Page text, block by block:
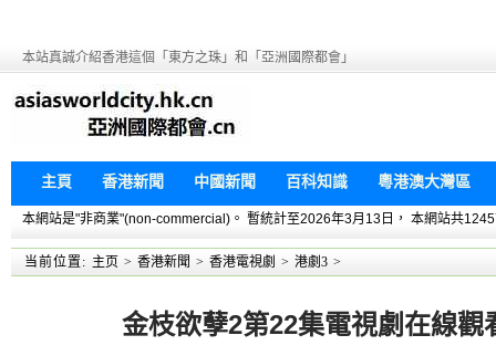
本站真誠介紹香港這個「東方之珠」和「亞洲國際都會」
主頁 香港新聞 中國新聞 百科知識 粵港澳大灣區
本網站是"非商業"(non-commercial)。 暫統計至2026年3月13日， 本網站共
当前位置: 主页 > 香港新聞 > 香港電視劇 > 港劇3 >
金枝欲孽2第22集電視劇在線